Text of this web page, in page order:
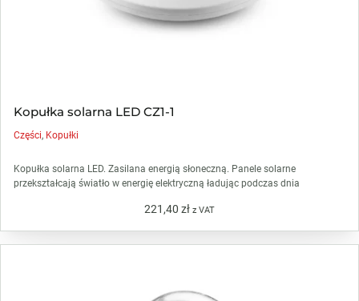
Kopułka solarna LED CZ1-1
Części, Kopułki
Kopułka solarna LED. Zasilana energią słoneczną. Panele solarne
przekształcają światło w energię elektryczną ładując podczas dnia
221,40 zł z VAT